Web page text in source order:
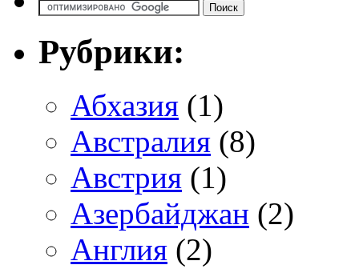
Рубрики:
Абхазия (1)
Австралия (8)
Австрия (1)
Азербайджан (2)
Англия (2)